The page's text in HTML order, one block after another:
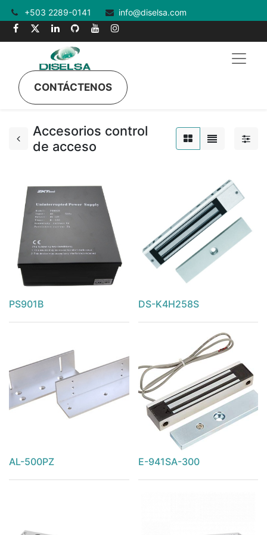
+503 2289-0141 info@diselsa.com
CONTÁCTENOS
Accesorios control
de acceso
PS901B DS-K4H258S
AL-500PZ E-941SA-300